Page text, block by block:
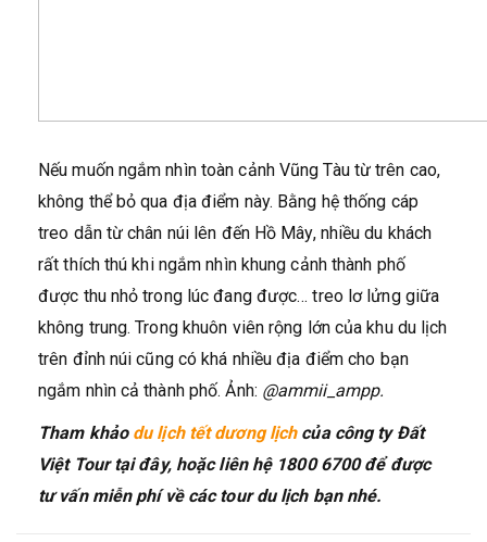
Nếu muốn ngắm nhìn toàn cảnh Vũng Tàu từ trên cao,
không thể bỏ qua địa điểm này. Bằng hệ thống cáp
treo dẫn từ chân núi lên đến Hồ Mây, nhiều du khách
rất thích thú khi ngắm nhìn khung cảnh thành phố
được thu nhỏ trong lúc đang được… treo lơ lửng giữa
không trung. Trong khuôn viên rộng lớn của khu du lịch
trên đỉnh núi cũng có khá nhiều địa điểm cho bạn
ngắm nhìn cả thành phố. Ảnh: @ammii_ampp.
Tham khảo du lịch tết dương lịchcủa công ty Đất
Việt Tour tại đây, hoặc liên hệ 1800 6700 để được
tư vấn miễn phí về các tour du lịch bạn nhé.